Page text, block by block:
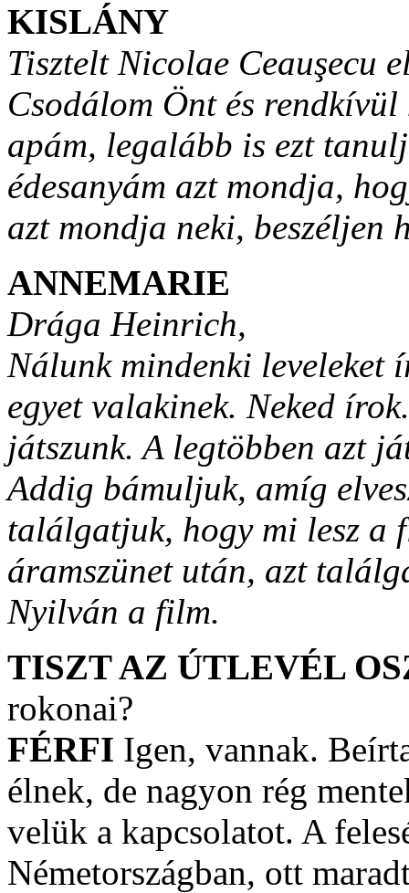
KISLÁNY
Tisztelt Nicolae Ceauşecu
Csodálom Önt és
apám, legalább is ezt
édesanyám azt mondja,
azt mondja neki, beszéljen
ANNEMARIE
Drága Heinrich,
Nálunk mindenki leveleket
egyet valakinek. Neked
játszunk. A legtöbben azt
Addig bámuljuk, amíg
találgatjuk, hogy mi lesz a
áramszünet után, azt
Nyilván a film.
TISZT AZ ÚTLEVÉL
rokonai?
FÉRFI Igen, vannak.
élnek, de nagyon rég
velük a kapcsolatot. A
Németországban, ott